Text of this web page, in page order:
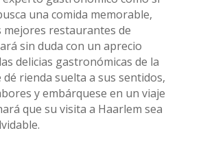
una comida memorable,
restaurantes de
sin duda con un aprecio
delicias gastronómicas de la
dé rienda suelta a sus sentidos,
y embárquese en un viaje
que su visita a Haarlem sea